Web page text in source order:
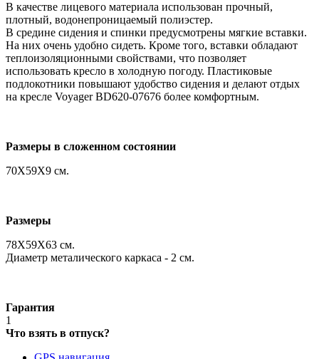
В качестве лицевого материала использован прочный,
плотный, водонепроницаемый полиэстер.
В средине сидения и спинки предусмотрены мягкие вставки.
На них очень удобно сидеть. Кроме того, вставки обладают
теплоизоляционными свойствами, что позволяет
использовать кресло в холодную погоду. Пластиковые
подлокотники повышают удобство сидения и делают отдых
на кресле Voyager BD620-07676 более комфортным.
Размеры в сложенном состоянии
70X59X9 см.
Размеры
78X59X63 см.
Диаметр металического каркаса - 2 см.
Гарантия
1
Что взять в отпуск?